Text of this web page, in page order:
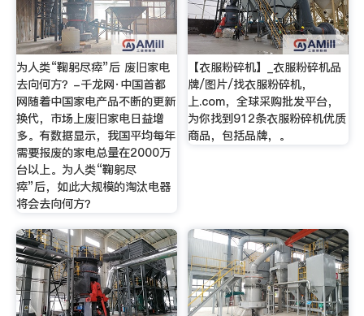
为人类“鞠躬尽瘁”后 废旧家电
去向何方？-千龙网·中国首都
网随着中国家电产品不断的更新
换代，市场上废旧家电日益增
多。有数据显示，我国平均每年
需要报废的家电总量在2000万
台以上。为人类“鞠躬尽
瘁”后，如此大规模的淘汰电器
将会去向何方？
【衣服粉碎机】_衣服粉碎机品
牌/图片/找衣服粉碎机，
上.com，全球采购批发平台，
为你找到912条衣服粉碎机优质
商品，包括品牌，。